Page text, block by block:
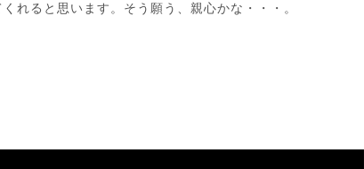
れると思います。そう願う、親心かな・・・。